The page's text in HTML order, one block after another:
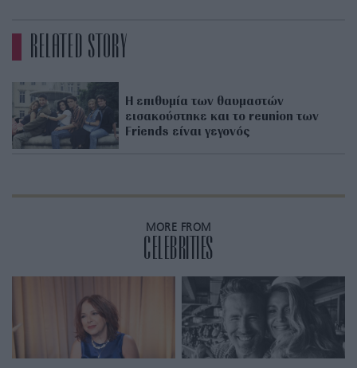
RELATED STORY
Η επιθυμία των θαυμαστών
εισακούστηκε και το reunion των
Friends είναι γεγονός
MORE FROM
CELEBRITIES